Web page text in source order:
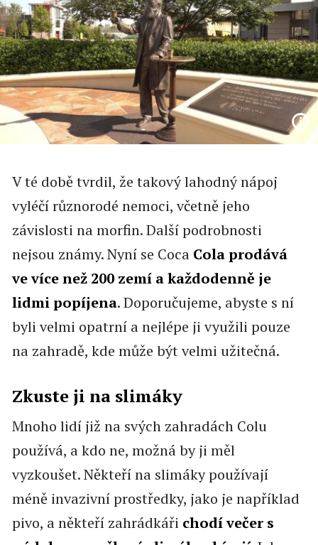
V té době tvrdil, že takový lahodný nápoj
vyléčí různorodé nemoci, včetně jeho
závislosti na morfin. Další podrobnosti
nejsou známy. Nyní se Coca Cola prodává
ve více než 200 zemí a každodenně je
lidmi popíjena. Doporučujeme, abyste s ní
byli velmi opatrní a nejlépe ji využili pouze
na zahradě, kde může být velmi užitečná.
Zkuste ji na slimáky
Mnoho lidí již na svých zahradách Colu
používá, a kdo ne, možná by ji měl
vyzkoušet. Někteří na slimáky používají
méně invazivní prostředky, jako je například
pivo, a někteří zahrádkáři chodí večer s